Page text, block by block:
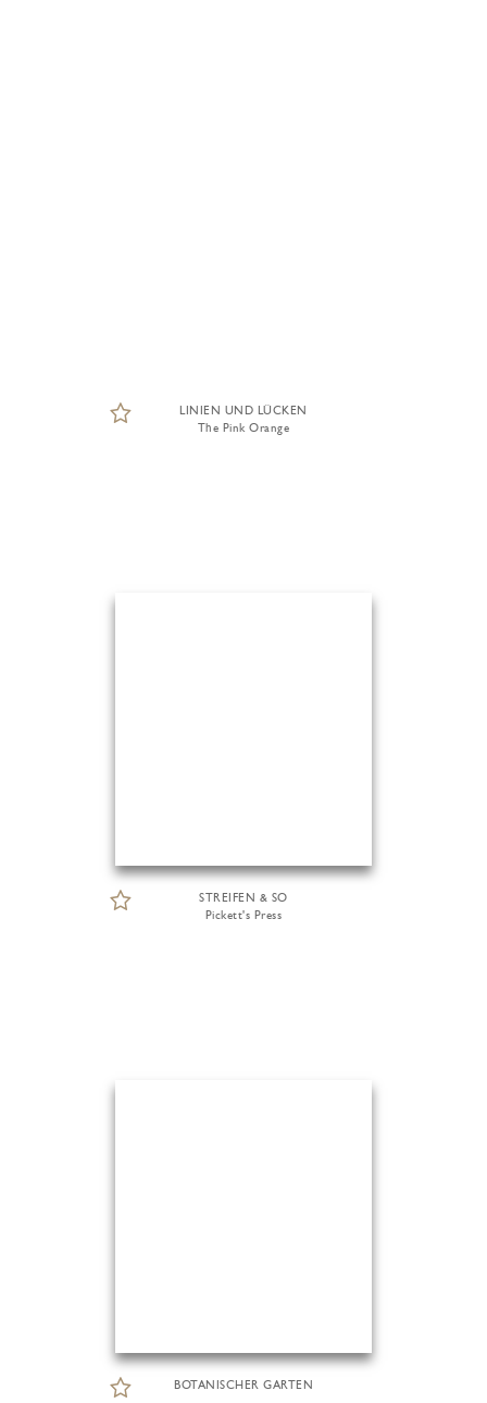
LINIEN UND LÜCKEN
The Pink Orange
STREIFEN & SO
Pickett's Press
BOTANISCHER GARTEN